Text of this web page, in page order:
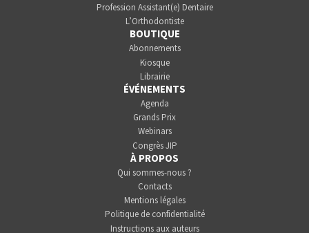
Profession Assistant(e) Dentaire
L’Orthodontiste
BOUTIQUE
Abonnements
Kiosque
Librairie
ÉVÉNEMENTS
Agenda
Grands Prix
Webinars
Congrès JIP
À PROPOS
Qui sommes-nous ?
Contacts
Mentions légales
Politique de confidentialité
Instructions aux auteurs